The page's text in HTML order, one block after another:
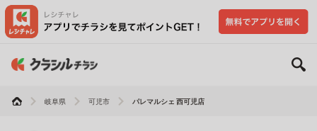
岐阜県 可児市 パレマルシェ 西可児店